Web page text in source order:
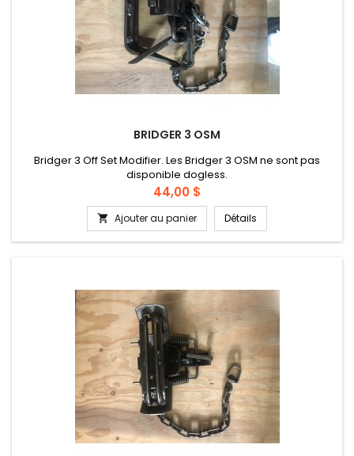
BRIDGER 3 OSM
Bridger 3 Off Set Modifier. Les Bridger 3 OSM ne sont pas
disponible dogless.
Prix
44,00 $
 Ajouter au panier Détails